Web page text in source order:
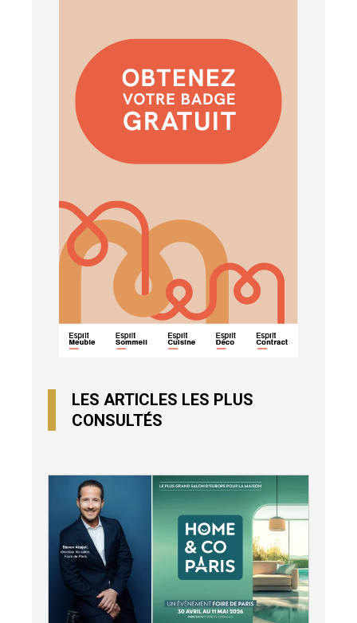
LES ARTICLES LES PLUS
CONSULTÉS